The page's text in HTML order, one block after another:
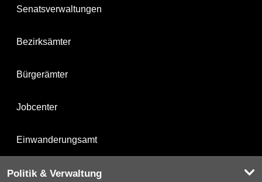
Senatsverwaltungen
Bezirksämter
Bürgerämter
Jobcenter
Einwanderungsamt
Politik & Verwaltung